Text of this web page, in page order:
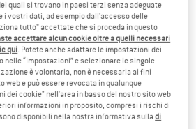
Card III Down Jacket -
quali si trovano in paesi terzi senza adeguate
i vostri dati, ad esempio dall'accesso delle
tutto” accettate che si proceda in questo
accettare alcun cookie oltre a quelli necessari
qui. Potete anche adattare le impostazioni dei
nelle “Impostazioni” e selezionare le singole
è volontaria, non è necessaria ai fini
web e può essere revocata in qualunque
dei cookie" nell'area in basso del nostro sito web
informazioni in proposito, compresi i rischi di
disponibili nella nostra informativa sulladi